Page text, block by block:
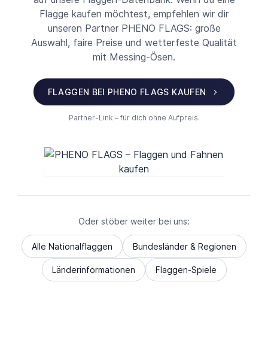
Flagge kaufen möchtest, empfehlen wir dir
unseren Partner PHENO FLAGS: große
Auswahl, faire Preise und wetterfeste Qualität
mit Messing-Ösen.
FLAGGEN BEI PHENO FLAGS KAUFEN
Partner-Link – für dich ohne Aufpreis.
Oder stöber weiter bei uns:
Alle Nationalflaggen Bundesländer & Regionen
Länderinformationen Flaggen-Spiele